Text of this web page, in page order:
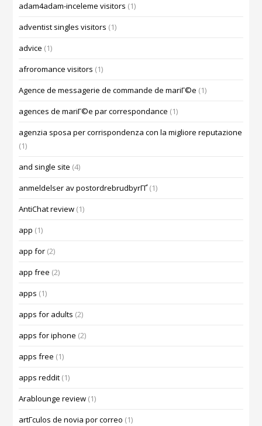
adam4adam-inceleme visitors (1)
adventist singles visitors (1)
advice (1)
afroromance visitors (1)
Agence de messagerie de commande de mariГ©e (1)
agences de mariГ©e par correspondance (1)
agenzia sposa per corrispondenza con la migliore reputazione
(1)
and single site (4)
anmeldelser av postordrebrudbyrГҐ (1)
AntiChat review (1)
app (1)
app for (2)
app free (2)
apps (1)
apps for adults (2)
apps for iphone (2)
apps free (1)
apps reddit (1)
Arablounge review (1)
artГ­culos de novia por correo (1)